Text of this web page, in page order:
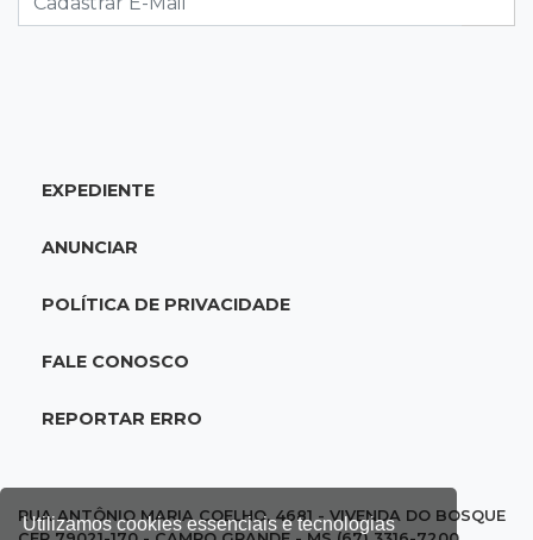
Utilizamos cookies essenciais e tecnologias
Pais passam kung-fu de geração em geração
deformado e outro ferido
07:2014 de julho
EXPEDIENTE
ANUNCIAR
POLÍTICA DE PRIVACIDADE
FALE CONOSCO
REPORTAR ERRO
RUA ANTÔNIO MARIA COELHO, 4681 - VIVENDA DO BOSQUE